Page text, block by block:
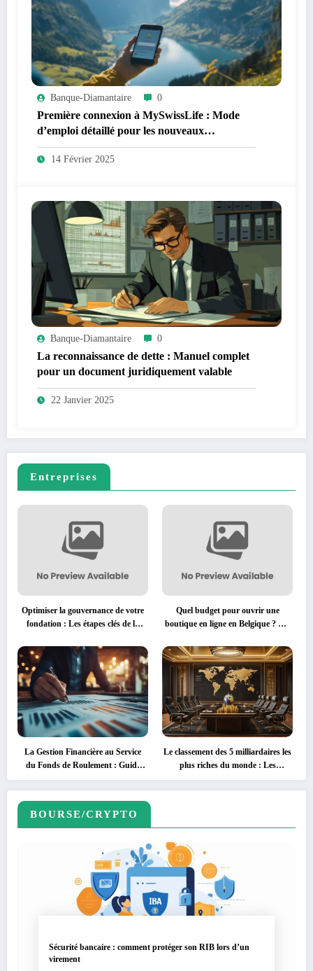
Entreprises
Optimiser la gouvernance de votre
fondation : Les étapes clés de la
holdings et fondations en Suisse
Quel budget pour ouvrir une
boutique en ligne en Belgique ? Les
expliquées
La Gestion Financière au Service
du Fonds de Roulement : Guide
Pratique
Le classement des 5 milliardaires les
plus riches du monde : Les
visionnaires de la Silicon Valley
BOURSE/CRYPTO
Sécurité bancaire : comment protéger son RIB lors d’un
virement
Banque-Diamantaire 0
Première connexion à MySwissLife : Mode
d’emploi détaillé pour les nouveaux
utilisateurs
14 Février 2025
Banque-Diamantaire 0
La reconnaissance de dette : Manuel complet
pour un document juridiquement valable
22 Janvier 2025